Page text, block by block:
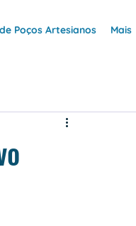
Poços Artesianos Mais